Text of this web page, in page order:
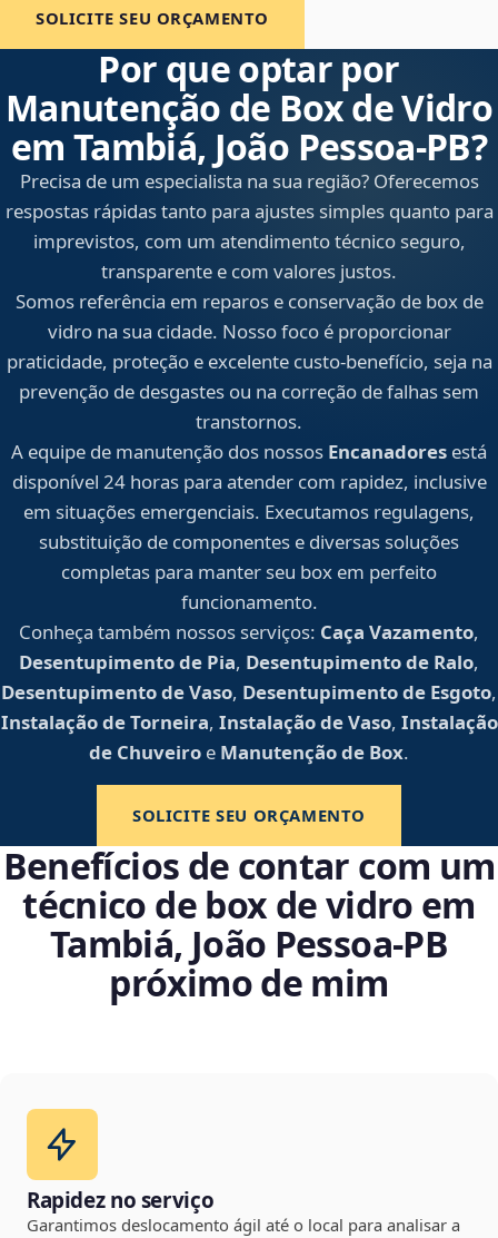
SOLICITE SEU ORÇAMENTO
Por que optar por
Manutenção de Box de Vidro
em Tambiá, João Pessoa‑PB?
Precisa de um especialista na sua região? Oferecemos
respostas rápidas tanto para ajustes simples quanto para
imprevistos, com um atendimento técnico seguro,
transparente e com valores justos.
Somos referência em reparos e conservação de box de
vidro na sua cidade. Nosso foco é proporcionar
praticidade, proteção e excelente custo-benefício, seja na
prevenção de desgastes ou na correção de falhas sem
transtornos.
A equipe de manutenção dos nossos Encanadores está
disponível 24 horas para atender com rapidez, inclusive
em situações emergenciais. Executamos regulagens,
substituição de componentes e diversas soluções
completas para manter seu box em perfeito
funcionamento.
Conheça também nossos serviços: Caça Vazamento,
Desentupimento de Pia, Desentupimento de Ralo,
Desentupimento de Vaso, Desentupimento de Esgoto,
Instalação de Torneira, Instalação de Vaso, Instalação
de Chuveiro e Manutenção de Box.
SOLICITE SEU ORÇAMENTO
Benefícios de contar com um
técnico de box de vidro em
Tambiá, João Pessoa‑PB
próximo de mim
Rapidez no serviço
Garantimos deslocamento ágil até o local para analisar a